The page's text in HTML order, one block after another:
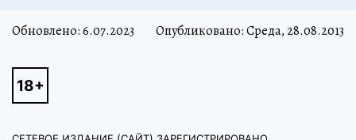
Обновлено:6.07.2023 Опубликовано: Среда, 28.08.2013